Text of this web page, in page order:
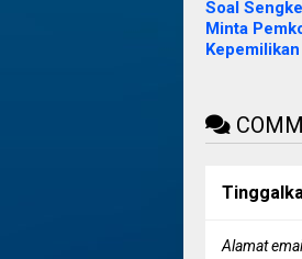
Soal
Minta
Kepemilikan
Alamat